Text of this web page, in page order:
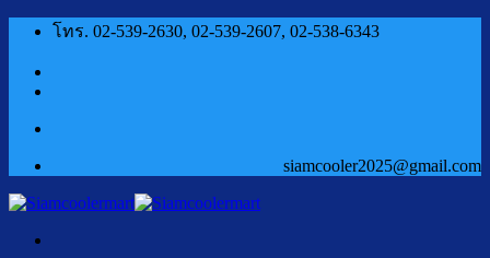
ข้าม
โทร. 02-539-2630, 02-539-2607, 02-538-6343
siamcooler2025@gmail.com